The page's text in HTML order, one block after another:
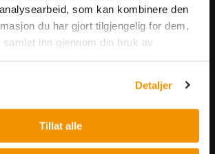
som kan kombinere den
du har gjort tilgjengelig for dem,
inn gjennom din bruk av
Detaljer
Tillat alle
nyhetsbrev
AS